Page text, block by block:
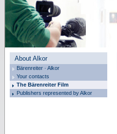
About Alkor
Bärenreiter · Alkor
Your contacts
The Bärenreiter Film
Publishers represented by Alkor